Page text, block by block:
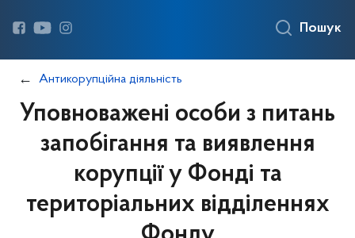
Пошук
Антикорупційна діяльність
Уповноважені особи з питань
запобігання та виявлення
корупції у Фонді та
територіальних відділеннях